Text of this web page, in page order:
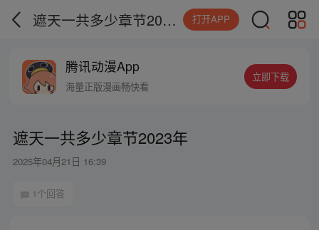
遮天一共多少章节2023年 打开APP
腾讯动漫App
海量正版漫画畅快看
立即下载
遮天一共多少章节2023年
2025年04月21日 16:39
1个回答